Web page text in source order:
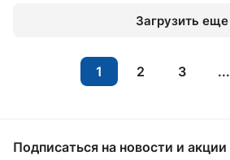
Загрузить еще
1 2 3 ...
Подписаться на новости и акции